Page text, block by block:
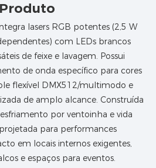
lasers RGB potentes (2,5 W
com LEDs brancos
de feixe e lavagem. Possui
de onda específico para cores
flexível DMX512/multimodo e
de amplo alcance. Construída
por ventoinha e vida
para performances
em locais internos exigentes,
e espaços para eventos.